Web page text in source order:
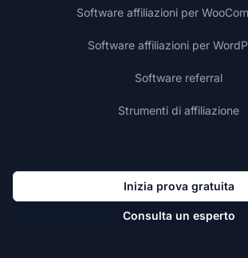
Software affiliazioni per
Software affiliazioni per
Software referral
Strumenti di affiliazione
Inizia prova gratuita
Consulta un esperto